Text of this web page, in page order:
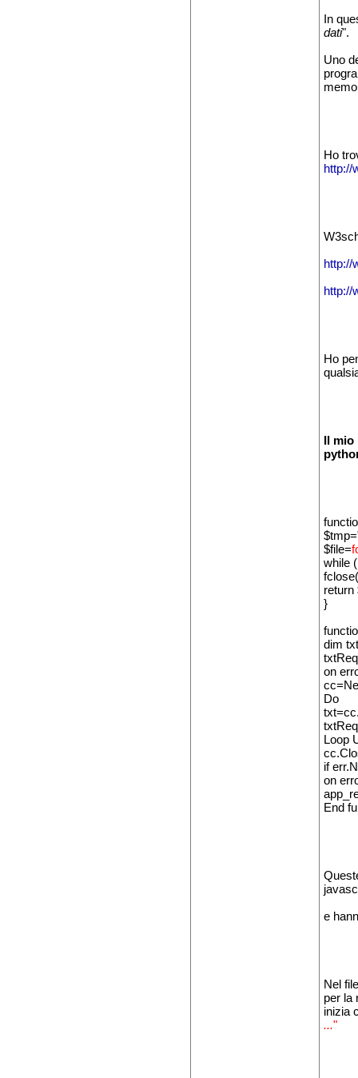
In
dati".
Uno
Ho
http://
http://
http://
Ho
Il
$file=
while
return
}
dim
on
Do
Loop
if
on
End
e
Nel
per la
inizia
..."